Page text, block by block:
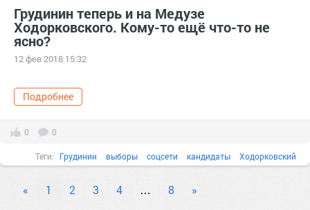
Грудинин теперь и на Медузе
Ходорковского. Кому-то ещё что-то не
ясно?
12 фев 2018 15:32
Подробнее
0 0
Теги: Грудинин выборы соцсети кандидаты Ходорковский
« 1 2 3 4 … 8 »